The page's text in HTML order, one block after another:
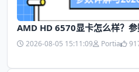
AMD HD 6570显卡怎么样？
2026-08-05 15:11:09 Portia